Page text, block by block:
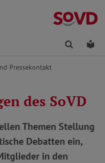
Finden
Pressekontakt
des SoVD
Themen Stellung
Debatten ein,
in den